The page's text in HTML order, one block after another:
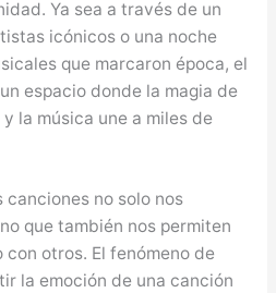
Ya sea a través de un
icónicos o una noche
que marcaron época, el
espacio donde la magia de
la música une a miles de
no solo nos
que también nos permiten
otros. El fenómeno de
la emoción de una canción